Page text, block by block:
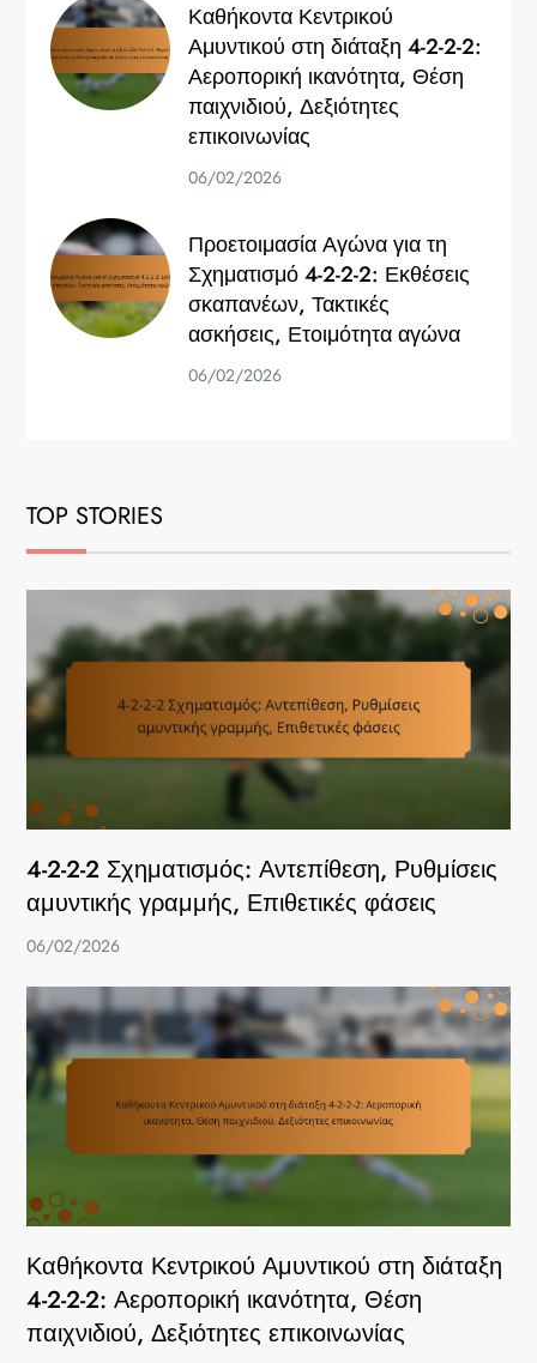
Καθήκοντα Κεντρικού
Αμυντικού στη διάταξη 4-2-2-2:
Αεροπορική ικανότητα, Θέση
παιχνιδιού, Δεξιότητες
επικοινωνίας
06/02/2026
Προετοιμασία Αγώνα για τη
Σχηματισμό 4-2-2-2: Εκθέσεις
σκαπανέων, Τακτικές
ασκήσεις, Ετοιμότητα αγώνα
06/02/2026
TOP STORIES
4-2-2-2 Σχηματισμός: Αντεπίθεση, Ρυθμίσεις
αμυντικής γραμμής, Επιθετικές φάσεις
06/02/2026
Καθήκοντα Κεντρικού Αμυντικού στη διάταξη
4-2-2-2: Αεροπορική ικανότητα, Θέση
παιχνιδιού, Δεξιότητες επικοινωνίας